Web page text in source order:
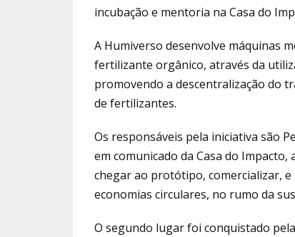
incubação e mentoria na Casa do
A Humiverso desenvolve máquinas
fertilizante orgânico, através da
promovendo a descentralização do
de fertilizantes.
Os responsáveis pela iniciativa são
em comunicado da Casa do
chegar ao protótipo, comercializar,
economias circulares, no rumo da
O segundo lugar foi conquistado